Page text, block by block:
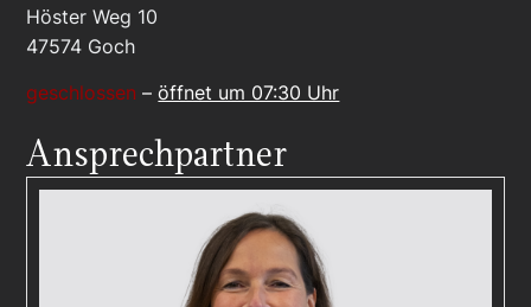
Höster Weg 10
47574 Goch
geschlossen –öffnet um 07:30 Uhr
Ansprechpartner